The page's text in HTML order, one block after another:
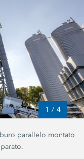
1 / 4
parallelo montato